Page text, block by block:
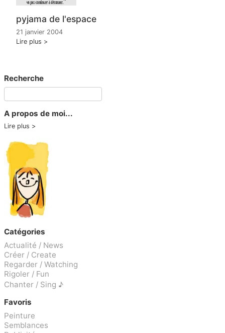
pyjama de l'espace
21 janvier 2004
Lire plus
Recherche
A propos de moi...
Lire plus
Catégories
Actualité / News
Créer / Create
Regarder / Watching
Rigoler / Fun
Chanter / Sing ♪
Favoris
Peinture
Semblances